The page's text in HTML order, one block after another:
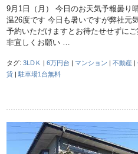
9月1日（月） 今日のお天気予報曇り
温26度です 今日も暑いですが弊社元
予約いただけますとお待たせせずに
非宜しくお願い …
タグ:3LDＫ |6万円台 | マンション |不動産 |
貸 |駐車場1台無料